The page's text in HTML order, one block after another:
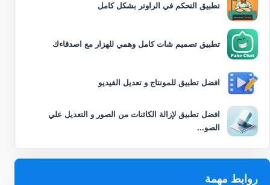
تطبيق التحكم في الراوتر بشكل كامل
تطبيق تصميم شات كامل وهمي للهزار مع اصدقاءك
افضل تطبيق للمونتاج و تعديل الفيديو
افضل تطبيق لإزالة الكائنات من الصور و التعديل علي
الصو...
روابط مهمة